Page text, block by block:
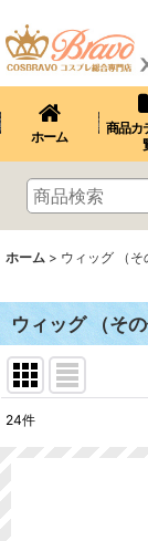
ホーム
商品カ
ホーム > ウィッグ （そ
ウィッグ （その
24件